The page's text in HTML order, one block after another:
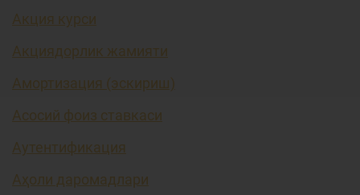
Акция курси
Акциядорлик жамияти
Амортизация (эскириш)
Асосий фоиз ставкаси
Аутентификация
Аҳоли даромадлари